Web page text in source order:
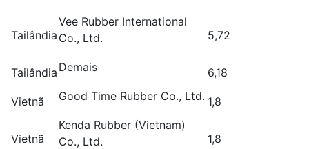
Tailândia
Vee Rubber International
Co., Ltd.
5,72
Tailândia Demais 6,18
Vietnã Good Time Rubber Co., Ltd. 1,8
Vietnã
Kenda Rubber (Vietnam)
Co., Ltd.
1,8